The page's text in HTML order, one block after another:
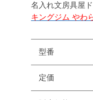
名入れ文房具屋
キングジム やわ
型番
定価